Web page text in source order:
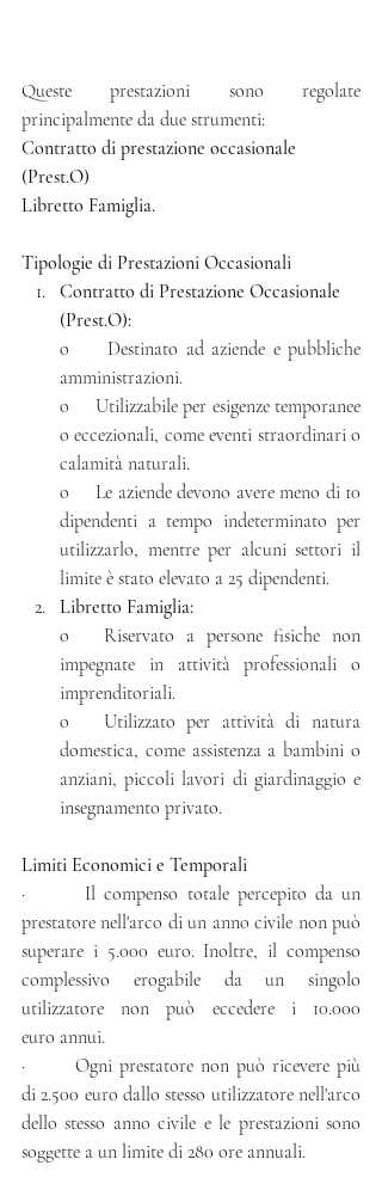
Queste prestazioni sono regolate
principalmente da due strumenti:
Contratto di prestazione occasionale
(Prest.O)
Libretto Famiglia.
Tipologie di Prestazioni Occasionali
Contratto di Prestazione Occasionale
(Prest.O):
o     Destinato ad aziende e pubbliche
amministrazioni.
o     Utilizzabile per esigenze temporanee
o eccezionali, come eventi straordinari o
calamità naturali.
o     Le aziende devono avere meno di 10
dipendenti a tempo indeterminato per
utilizzarlo, mentre per alcuni settori il
limite è stato elevato a 25 dipendenti.
Libretto Famiglia:
o   Riservato a persone fisiche non
impegnate in attività professionali o
imprenditoriali.
o   Utilizzato per attività di natura
domestica, come assistenza a bambini o
anziani, piccoli lavori di giardinaggio e
insegnamento privato.
Limiti Economici e Temporali
·       Il compenso totale percepito da un
prestatore nell'arco di un anno civile non può
superare i 5.000 euro. Inoltre, il compenso
complessivo erogabile da un singolo
utilizzatore non può eccedere i 10.000
euro annui.
·       Ogni prestatore non può ricevere più
di 2.500 euro dallo stesso utilizzatore nell'arco
dello stesso anno civile e le prestazioni sono
soggette a un limite di 280 ore annuali.